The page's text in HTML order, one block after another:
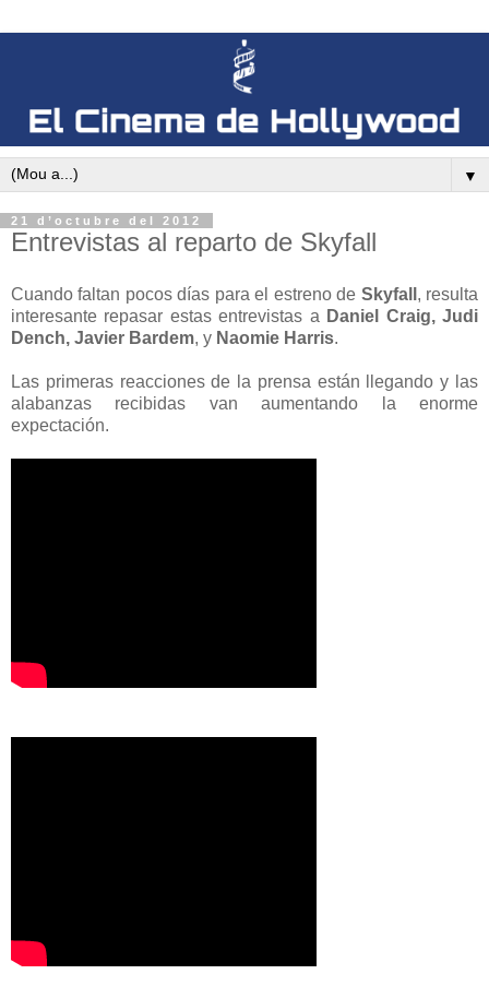
▼
21 d’octubre del 2012
Entrevistas al reparto de Skyfall
Cuando faltan pocos días para el estreno de Skyfall , resulta
interesante repasar estas entrevistas a Daniel Craig, Judi
Dench, Javier Bardem, y Naomie Harris.
Las primeras reacciones de la prensa están llegando y las
alabanzas recibidas van aumentando la enorme
expectación.